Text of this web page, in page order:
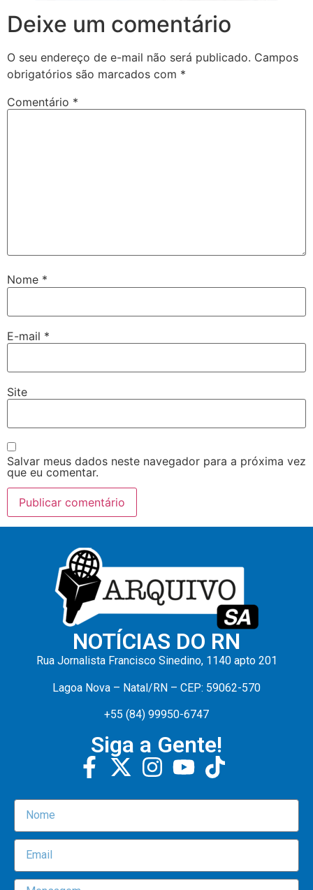
Deixe um comentário
O seu endereço de e-mail não será publicado. Campos
obrigatórios são marcados com *
Comentário *
Nome *
E-mail *
Site
Salvar meus dados neste navegador para a próxima vez
que eu comentar.
NOTÍCIAS DO RN
Rua Jornalista Francisco Sinedino, 1140 apto 201
Lagoa Nova – Natal/RN – CEP: 59062-570
+55 (84) 99950-6747
Siga a Gente!